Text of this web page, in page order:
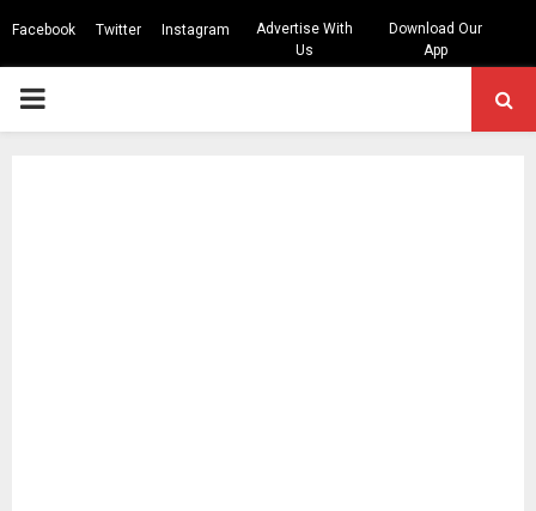
Facebook Twitter Instagram
Advertise With
Us
Download Our
App
PRIMARY